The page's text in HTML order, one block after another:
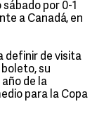
por 0-1
a Canadá, en
definir de visita
su
de la
para la Copa